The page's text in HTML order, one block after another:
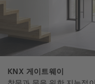
KNX 게이트웨이